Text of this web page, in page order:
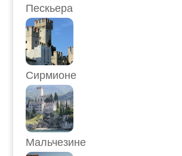
Пескьера
Сирмионе
Мальчезине